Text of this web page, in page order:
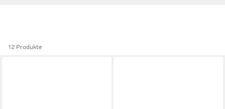
12 Produkte